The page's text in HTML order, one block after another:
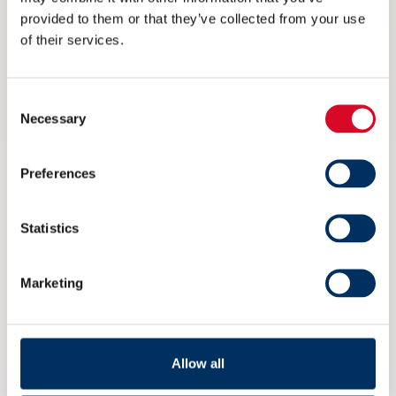
provided to them or that they’ve collected from your use
of their services.
Selection
Necessary
Preferences
Statistics
Marketing
Allow all